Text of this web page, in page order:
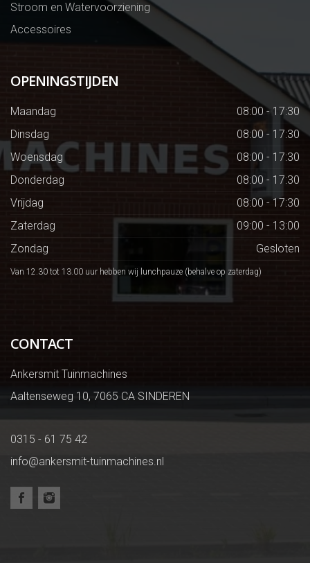
Stroom en Watervoorziening
Accessoires
OPENINGSTIJDEN
Maandag
08:00 - 17:30
Dinsdag
08:00 - 17:30
Woensdag
08:00 - 17:30
Donderdag
08:00 - 17:30
Vrijdag
08:00 - 17:30
Zaterdag
09:00 - 13:00
Zondag
Gesloten
Van 12.30 tot 13.00 uur hebben wij lunchpauze (behalve op zaterdag)
CONTACT
Ankersmit Tuinmachines
Aaltenseweg 10, 7065 CA SINDEREN
0315 - 61 75 42
info@ankersmit-tuinmachines.nl